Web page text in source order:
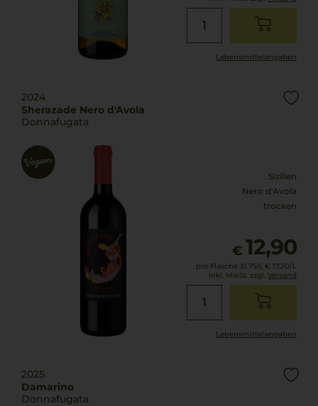
Lebensmittel­angaben
2024
Sherazade Nero d'Avola
Donnafugata
Sizilien
Nero d'Avola
trocken
€ 12,90
pro Flasche (0.75l), € 17,20/L
inkl. MwSt. zzgl. Versand
Lebensmittel­angaben
2025
Damarino
Donnafugata